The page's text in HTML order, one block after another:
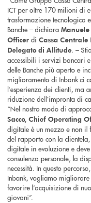
ICT per oltre 170 milioni di
trasformazione tecnologica
Banche – dichiara
Officer di Cassa Centrale
Delegato di Allitude. –
accessibili i servizi bancari
delle Banche più aperto e
miglioramento di Inbank ci
l’esperienza dei clienti, ma
riduzione dell’impronta di
“Nel nostro modo di
Sacco, Chief Operating
digitale è un mezzo e non il
del rapporto con la
digitale in evoluzione e
consulenza personale, la
necessità. In questo
Inbank, vogliamo
favorire l’acquisizione di
giovani”.